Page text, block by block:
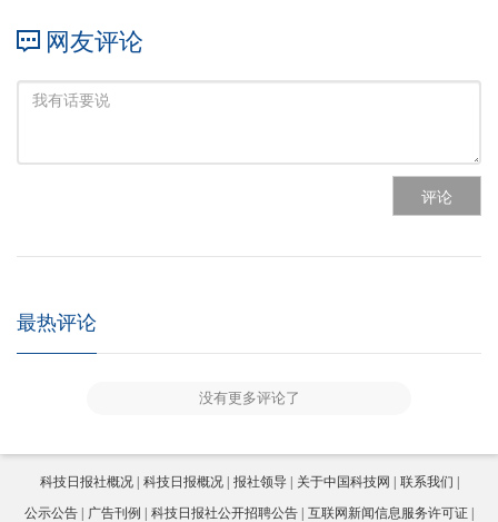
网友评论
评论
最热评论
没有更多评论了
科技日报社概况 科技日报概况 报社领导 关于中国科技网
联系我们
公示公告
广告刊例 科技日报社公开招聘公告 互联网新闻信息服务许可证